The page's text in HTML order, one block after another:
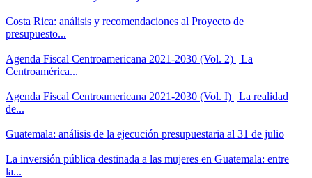
Costa Rica: análisis y recomendaciones al Proyecto de
presupuesto...
Agenda Fiscal Centroamericana 2021-2030 (Vol. 2) | La
Centroamérica...
Agenda Fiscal Centroamericana 2021-2030 (Vol. I) | La realidad
de...
Guatemala: análisis de la ejecución presupuestaria al 31 de julio
La inversión pública destinada a las mujeres en Guatemala: entre
la...